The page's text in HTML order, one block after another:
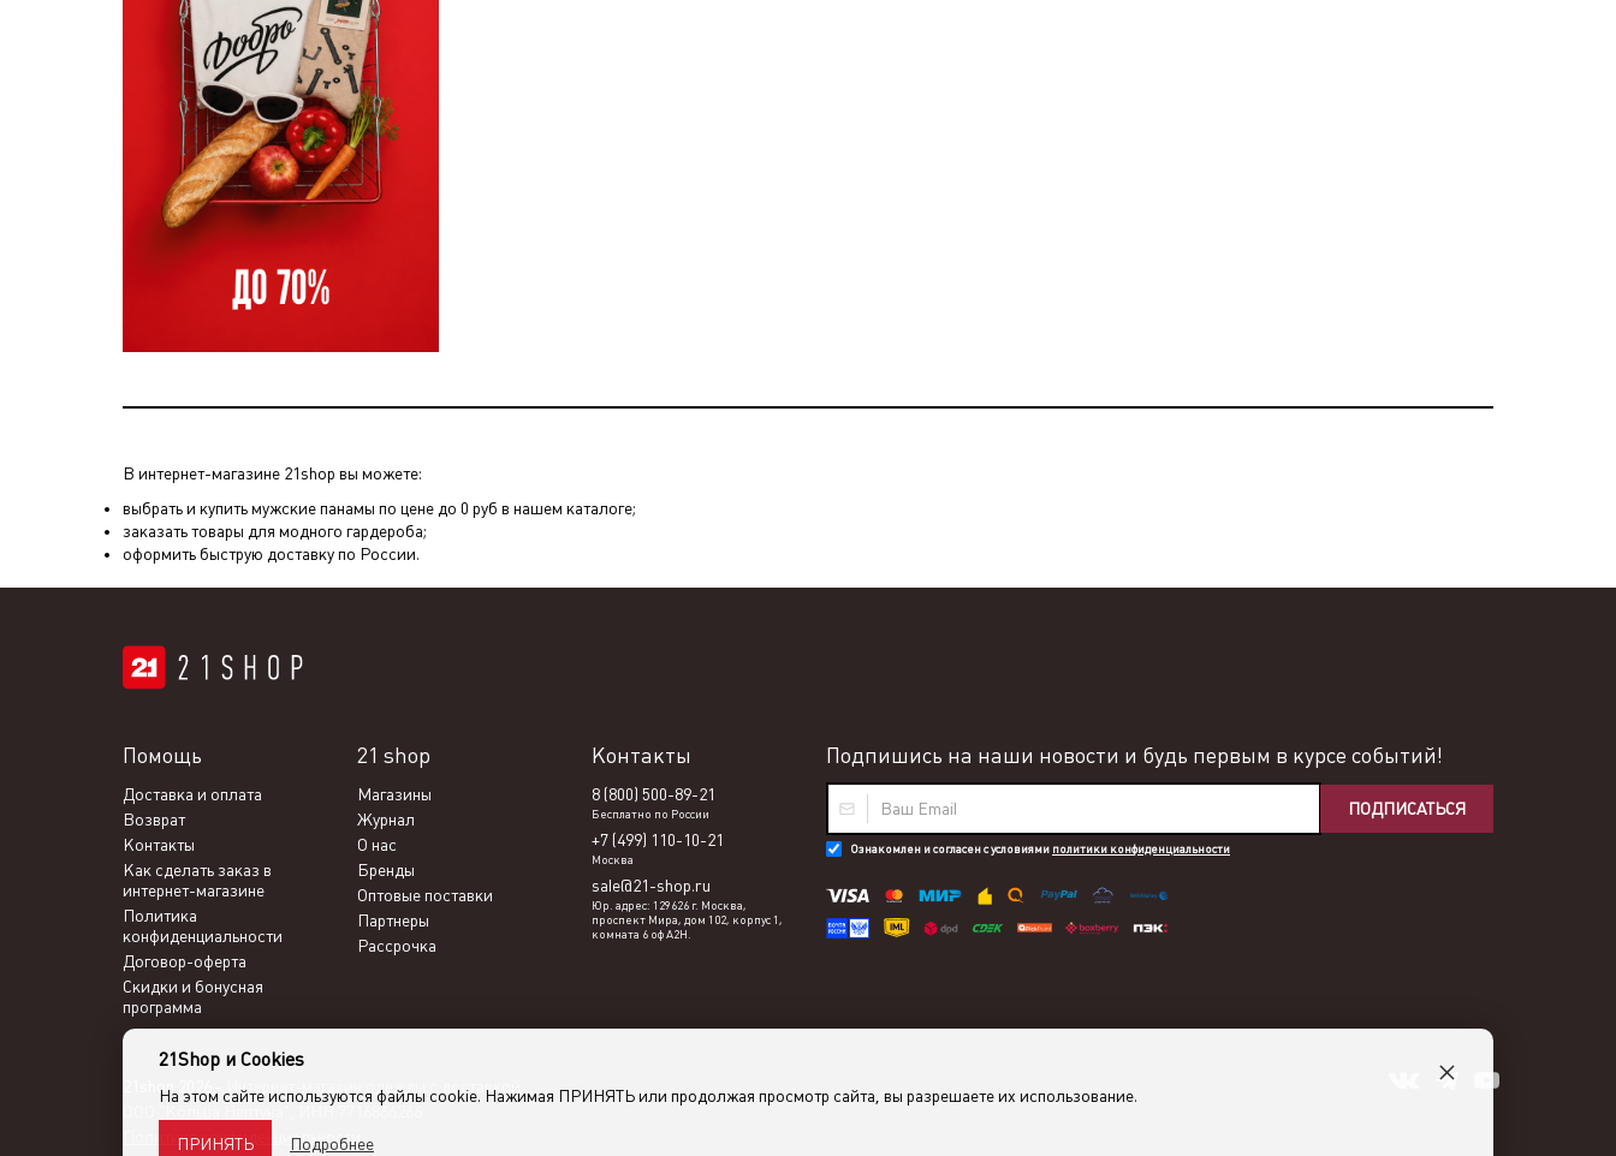
В интернет-магазине 21shop вы можете:
выбрать и купить мужские панамы по цене до 0 руб в нашем каталоге;
заказать товары для модного гардероба;
оформить быструю доставку по России.
Подпишись на наши новости и будь первым в курсе событий!
ПОДПИСАТЬСЯ
Ознакомлен и согласен с условиями политики конфиденциальности
21 shop
Магазины
Журнал
О нас
Бренды
Оптовые поставки
Партнеры
Рассрочка
Помощь
Доставка и оплата
Возврат
Контакты
Как сделать заказ в
интернет-магазине
Политика
конфиденциальности
Договор-оферта
Скидки и бонусная
программа
Контакты
8 (800) 500-89-21
Бесплатно по России
+7 (499) 110-10-21
Москва
sale@21-shop.ru
Юр. адрес: 129626 г. Москва,
проспект Мира, дом 102, корпус 1,
комната 6 оф А2Н.
21shop 2026 -
Интернет-магазин одежды с доставкой
ООО "Кольца Нептуна", ИНН 7716866266
Политика конфиденциальности
21Shop и Cookies
На этом сайте используются файлы cookie. Нажимая ПРИНЯТЬ или продолжая просмотр сайта, вы разрешаете их использование.
ПРИНЯТЬ Подробнее
×